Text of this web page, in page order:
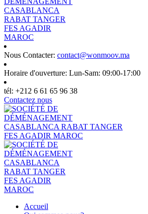
Nous Contacter: contact@wonmoov.ma
Horaire d'ouverture: Lun-Sam: 09:00-17:00
tél: +212 6 61 65 96 38
Contactez nous
Accueil